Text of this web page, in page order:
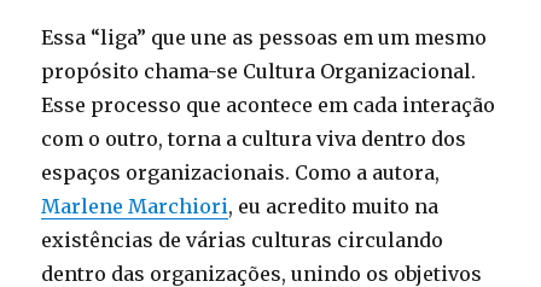
Essa “liga” que une as pessoas em um mesmo
propósito chama-se Cultura Organizacional.
Esse processo que acontece em cada interação
com o outro, torna a cultura viva dentro dos
espaços organizacionais. Como a autora,
Marlene Marchiori, eu acredito muito na
existências de várias culturas circulando
dentro das organizações, unindo os objetivos